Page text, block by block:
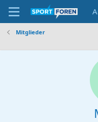
Mitglieder